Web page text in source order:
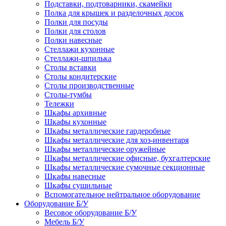
Подставки, подтоварники, скамейки
Полка для крышек и разделочных досок
Полки для посуды
Полки для столов
Полки навесные
Стеллажи кухонные
Стеллажи-шпилька
Столы вставки
Столы кондитерские
Столы производственные
Столы-тумбы
Тележки
Шкафы архивные
Шкафы кухонные
Шкафы металлические гардеробные
Шкафы металлические для хоз-инвентаря
Шкафы металлические оружейные
Шкафы металлические офисные, бухгалтерские
Шкафы металлические сумочные секционные
Шкафы навесные
Шкафы сушильные
Вспомогательное нейтральное оборудование
Оборудование Б/У
Весовое оборудование Б/У
Мебель Б/У